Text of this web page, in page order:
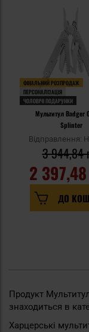
ФІНАЛЬНИЙ РОЗПРОДАЖ
ПЕРСОНАЛІЗАЦІЯ
ЧОЛОВІЧІ ПОДАРУНКИ
Мультитул Badger
Splinter
Відправлення:
2
3 944,84
ДО
Продукт
знаходиться в
Харцерські